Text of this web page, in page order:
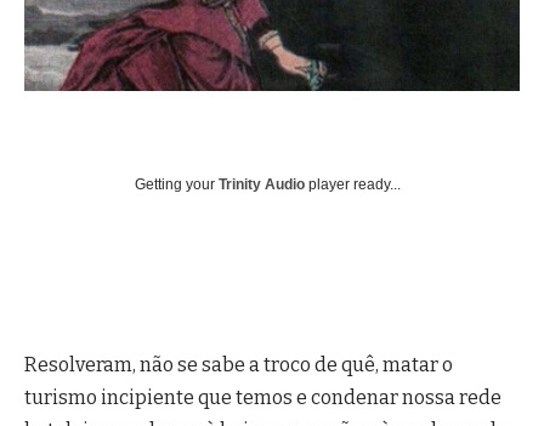
Getting your Trinity Audio player ready...
Resolveram, não se sabe a troco de quê, matar o
turismo incipiente que temos e condenar nossa rede